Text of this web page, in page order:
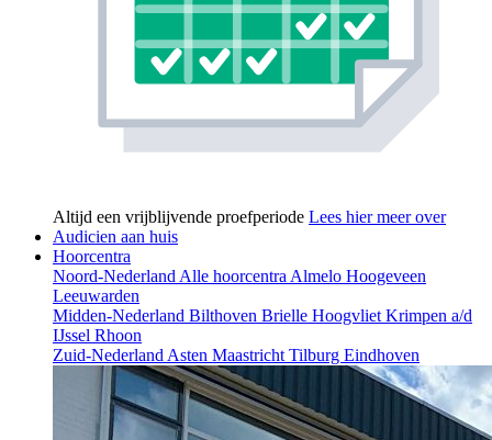
Altijd een vrijblijvende proefperiode Lees hier meer over
Audicien aan huis
Hoorcentra
Noord-Nederland Alle hoorcentra Almelo Hoogeveen
Leeuwarden
Midden-Nederland Bilthoven Brielle Hoogvliet Krimpen a/d
IJssel Rhoon
Zuid-Nederland Asten Maastricht Tilburg Eindhoven